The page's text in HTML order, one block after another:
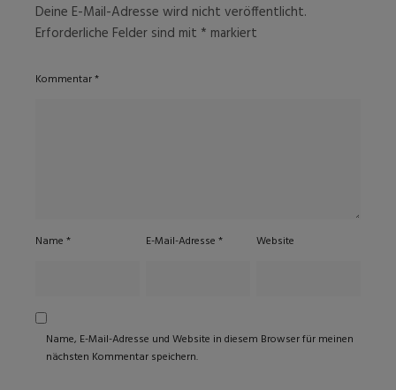
Deine E-Mail-Adresse wird nicht veröffentlicht.
Erforderliche Felder sind mit * markiert
Kommentar*
Name * E-Mail-Adresse* Website
Name, E-Mail-Adresse und Website in diesem Browser für meinen
nächsten Kommentar speichern.